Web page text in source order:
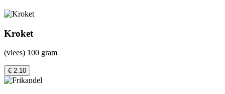
Kroket
(vlees) 100 gram
€ 2.10